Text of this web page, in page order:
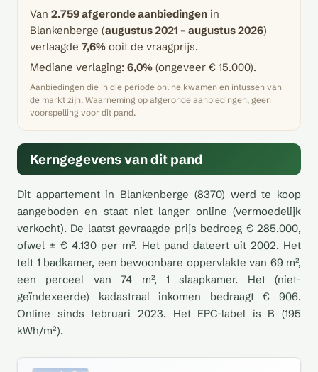
Van 2.759 afgeronde aanbiedingen in
Blankenberge (augustus 2021 – augustus 2026)
verlaagde 7,6% ooit de vraagprijs.
Mediane verlaging: 6,0% (ongeveer € 15.000).
Aanbiedingen die in die periode online kwamen en intussen van
de markt zijn. Waarneming op afgeronde aanbiedingen, geen
voorspelling voor dit pand.
Kerngegevens van dit pand
Dit appartement in Blankenberge (8370) werd te koop
aangeboden en staat niet langer online (vermoedelijk
verkocht). De laatst gevraagde prijs bedroeg € 285.000,
ofwel ± € 4.130 per m². Het pand dateert uit 2002. Het
telt 1 badkamer, een bewoonbare oppervlakte van 69 m²,
een perceel van 74 m², 1 slaapkamer. Het (niet-
geïndexeerde) kadastraal inkomen bedraagt € 906.
Online sinds februari 2023. Het EPC-label is B (195
kWh/m²).